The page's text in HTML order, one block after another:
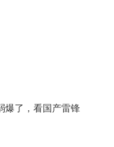
爆了，看国产雷锋